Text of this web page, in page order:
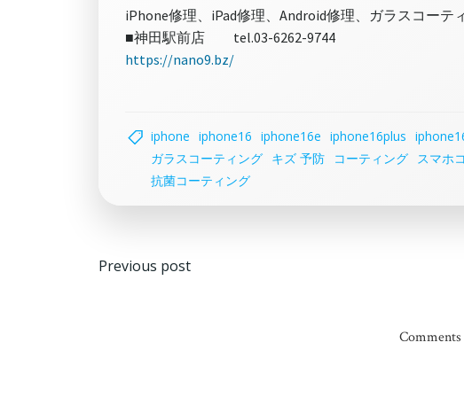
iPhone修理、iPad修理、Android修理、ガラスコーテ
■神田駅前店 tel.03-6262-9744
https://nano9.bz/
iphone iphone16 iphone16e iphone16plus
ガラスコーティング キズ 予防 コーティング スマホ
抗菌コーティング
投
Previous post
Comments